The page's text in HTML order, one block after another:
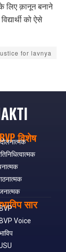
लिए क़ानून बनाने
को ऐसे
for lavnya
विशेष
सार
Voice